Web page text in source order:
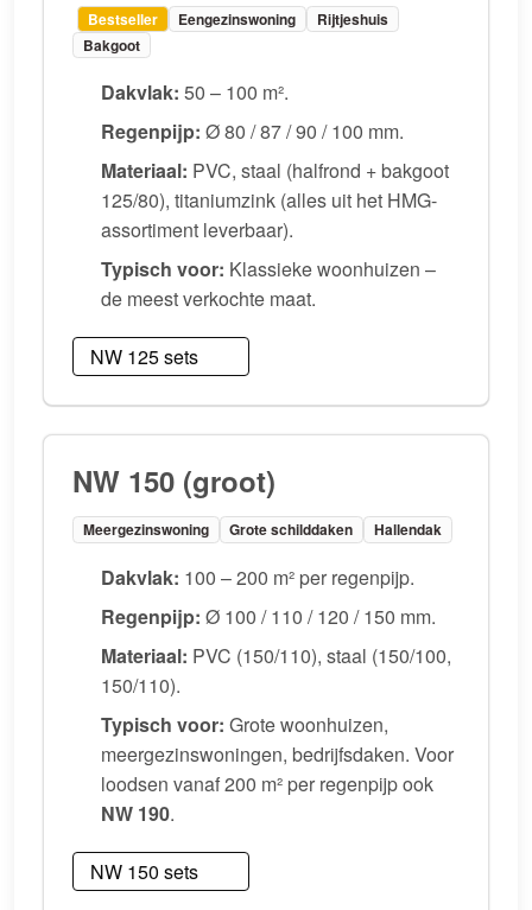
Bestseller Eengezinswoning
Rijtjeshuis
Bakgoot
Dakvlak: 50 – 100 m².
Regenpijp: Ø 80 / 87 / 90 / 100 mm.
Materiaal: PVC, staal (halfrond + bakgoot
125/80), titaniumzink (alles uit het HMG-
assortiment leverbaar).
Typisch voor: Klassieke woonhuizen –
de meest verkochte maat.
NW 125 sets
NW 150 (groot)
Meergezinswoning Grote schilddaken Hallendak
Dakvlak: 100 – 200 m² per regenpijp.
Regenpijp: Ø 100 / 110 / 120 / 150 mm.
Materiaal: PVC (150/110), staal (150/100,
150/110).
Typisch voor: Grote woonhuizen,
meergezinswoningen, bedrijfsdaken. Voor
loodsen vanaf 200 m² per regenpijp ook
NW 190.
NW 150 sets